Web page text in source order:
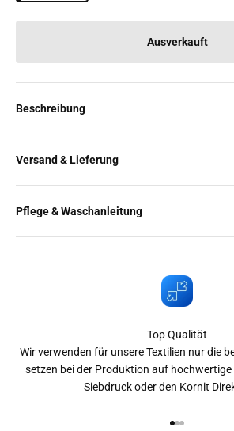
Ausverkauft
Beschreibung
Versand & Lieferung
Pflege & Waschanleitung
Top Qualität
Wir verwenden für unsere Textilien nur die
setzen bei der Produktion auf
Siebdruck oder den Kornit